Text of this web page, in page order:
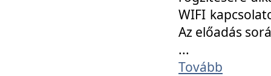
WIFI
Az előadás
...
Tovább